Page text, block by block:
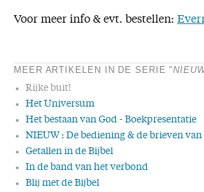
Voor meer info & evt. bestellen:
MEER ARTIKELEN IN DE SERIE "
Rijke buit!
Het Universum
Het bestaan van God - Boekpresentatie
NIEUW : De bediening & de brieven van
Getallen in de Bijbel
In de band van het verbond
Blij met de Bijbel